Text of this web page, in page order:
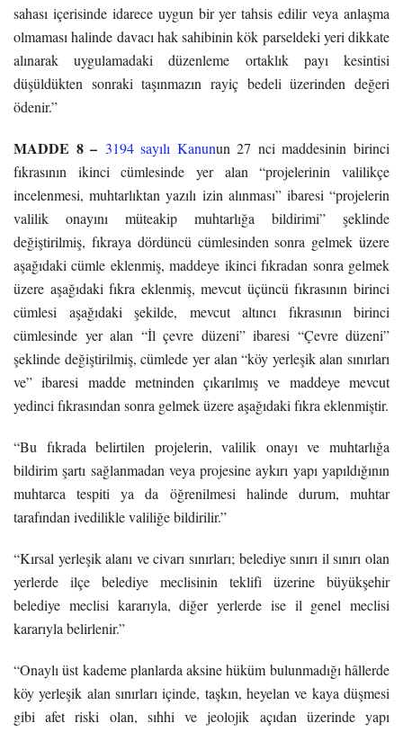
sahası içerisinde idarece uygun bir yer tahsis edilir veya anlaşma
olmaması halinde davacı hak sahibinin kök parseldeki yeri dikkate
alınarak uygulamadaki düzenleme ortaklık payı kesintisi
düşüldükten sonraki taşınmazın rayiç bedeli üzerinden değeri
ödenir.”
MADDE 8 – 3194 sayılı Kanunun 27 nci maddesinin birinci
fıkrasının ikinci cümlesinde yer alan “projelerinin valilikçe
incelenmesi, muhtarlıktan yazılı izin alınması” ibaresi “projelerin
valilik onayını müteakip muhtarlığa bildirimi” şeklinde
değiştirilmiş, fıkraya dördüncü cümlesinden sonra gelmek üzere
aşağıdaki cümle eklenmiş, maddeye ikinci fıkradan sonra gelmek
üzere aşağıdaki fıkra eklenmiş, mevcut üçüncü fıkrasının birinci
cümlesi aşağıdaki şekilde, mevcut altıncı fıkrasının birinci
cümlesinde yer alan “İl çevre düzeni” ibaresi “Çevre düzeni”
şeklinde değiştirilmiş, cümlede yer alan “köy yerleşik alan sınırları
ve” ibaresi madde metninden çıkarılmış ve maddeye mevcut
yedinci fıkrasından sonra gelmek üzere aşağıdaki fıkra eklenmiştir.
“Bu fıkrada belirtilen projelerin, valilik onayı ve muhtarlığa
bildirim şartı sağlanmadan veya projesine aykırı yapı yapıldığının
muhtarca tespiti ya da öğrenilmesi halinde durum, muhtar
tarafından ivedilikle valiliğe bildirilir.”
“Kırsal yerleşik alanı ve civarı sınırları; belediye sınırı il sınırı olan
yerlerde ilçe belediye meclisinin teklifi üzerine büyükşehir
belediye meclisi kararıyla, diğer yerlerde ise il genel meclisi
kararıyla belirlenir.”
“Onaylı üst kademe planlarda aksine hüküm bulunmadığı hâllerde
köy yerleşik alan sınırları içinde, taşkın, heyelan ve kaya düşmesi
gibi afet riski olan, sıhhi ve jeolojik açıdan üzerinde yapı